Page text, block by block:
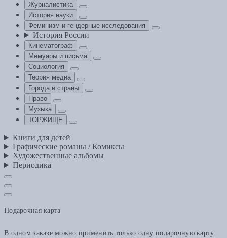
Журналистика
История науки
Феминизм и гендерные исследования
История России
Кинематограф
Мемуары и письма
Социология
Теория медиа
Города и страны
Право
Музыка
ТОРЖИЩЕ
Книги для детей
Графические романы / Комиксы
Художественные альбомы
Периодика
Подарочная карта
В одном заказе можно применить только одну подарочную карту.